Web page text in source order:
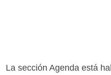
La sección Agenda está